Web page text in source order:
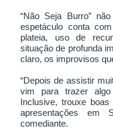
“Não Seja Burro”
espetáculo conta
plateia, uso de
situação de profunda
claro, os improvisos
“Depois de assistir
vim para trazer
Inclusive, trouxe
apresentações
comediante.